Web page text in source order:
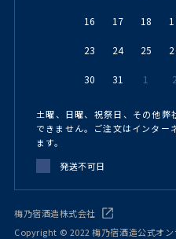
16 17 18
23 24 25
30 31 1 2
土曜、日曜、祝祭日、その他
できません。ご注文はインター
ます。
発送不可日
梅乃宿酒造株式会社
Copyright © 2022 梅乃宿酒造公式オン